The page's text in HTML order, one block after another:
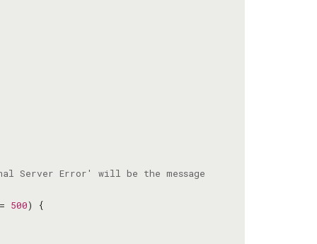
= 500